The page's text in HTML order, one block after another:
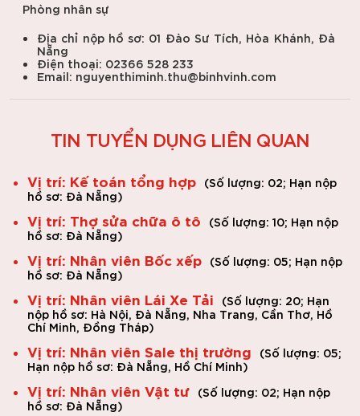
Phòng nhân sự
Địa chỉ nộp hồ sơ: 01 Đào Sư Tích, Hòa Khánh, Đà
Nẵng
Điện thoại: 02366 528 233
Email: nguyenthiminh.thu@binhvinh.com
TIN TUYỂN DỤNG LIÊN QUAN
Vị trí: Kế toán tổng hợp (Số lượng: 02; Hạn nộp
hồ sơ: Đà Nẵng)
Vị trí: Thợ sửa chữa ô tô (Số lượng: 10; Hạn nộp
hồ sơ: Đà Nẵng)
Vị trí: Nhân viên Bốc xếp (Số lượng: 05; Hạn nộp
hồ sơ: Đà Nẵng)
Vị trí: Nhân viên Lái Xe Tải (Số lượng: 20; Hạn
nộp hồ sơ: Hà Nội, Đà Nẵng, Nha Trang, Cần Thơ, Hồ
Chí Minh, Đồng Tháp)
Vị trí: Nhân viên Sale thị trường (Số lượng: 05;
Hạn nộp hồ sơ: Đà Nẵng, Hồ Chí Minh)
Vị trí: Nhân viên Vật tư (Số lượng: 02; Hạn nộp
hồ sơ: Đà Nẵng)